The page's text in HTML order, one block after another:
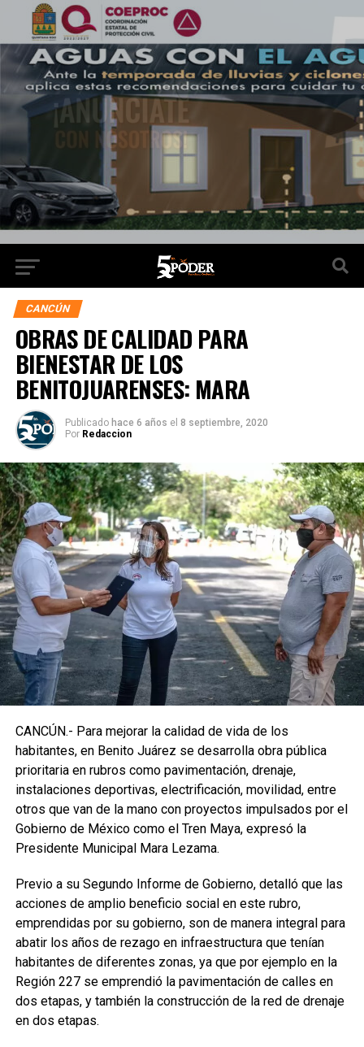
CANCÚN
OBRAS DE CALIDAD PARA
BIENESTAR DE LOS
BENITOJUARENSES: MARA
Publicado hace 6 años el 8 septiembre, 2020
Por Redaccion
CANCÚN.- Para mejorar la calidad de vida de los
habitantes, en Benito Juárez se desarrolla obra pública
prioritaria en rubros como pavimentación, drenaje,
instalaciones deportivas, electrificación, movilidad, entre
otros que van de la mano con proyectos impulsados por el
Gobierno de México como el Tren Maya, expresó la
Presidente Municipal Mara Lezama.
Previo a su Segundo Informe de Gobierno, detalló que las
acciones de amplio beneficio social en este rubro,
emprendidas por su gobierno, son de manera integral para
abatir los años de rezago en infraestructura que tenían
habitantes de diferentes zonas, ya que por ejemplo en la
Región 227 se emprendió la pavimentación de calles en
dos etapas, y también la construcción de la red de drenaje
en dos etapas.